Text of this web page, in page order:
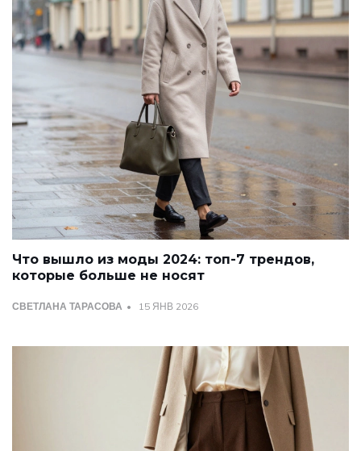
Что вышло из моды 2024: топ-7 трендов,
которые больше не носят
СВЕТЛАНА ТАРАСОВА 15 ЯНВ 2026